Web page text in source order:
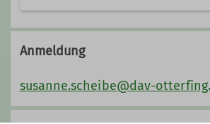
Anmeldung
susanne.scheibe@dav-